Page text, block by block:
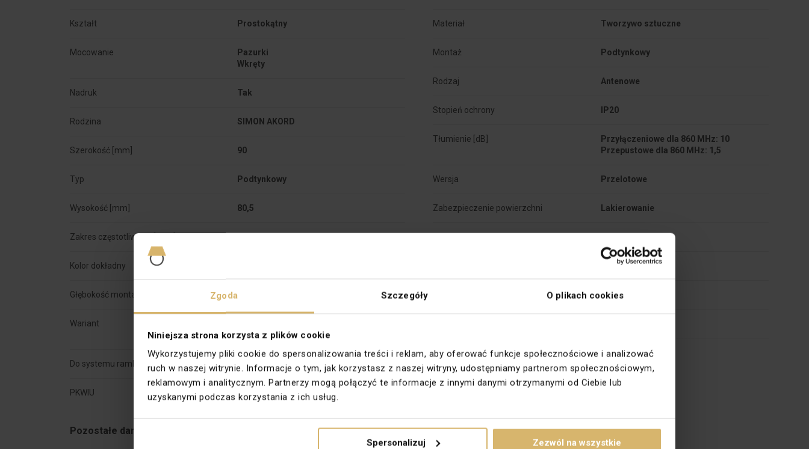
Zgoda Szczegóły O plikach cookies
Niniejsza strona korzysta z plików cookie
Wykorzystujemy pliki cookie do spersonalizowania treści i reklam, aby oferować funkcje społecznościowe i analizować
ruch w naszej witrynie. Informacje o tym, jak korzystasz z naszej witryny, udostępniamy partnerom społecznościowym,
reklamowym i analitycznym. Partnerzy mogą połączyć te informacje z innymi danymi otrzymanymi od Ciebie lub
uzyskanymi podczas korzystania z ich usług.
Spersonalizuj Zezwól na wszystkie
Kształt Prostokątny
Mocowanie
Pazurki
Nadruk Tak
Rodzina SIMON AKORD
Szerokość [mm] 90
Typ Podtynkowy
Wysokość [mm] 80,5
Zakres częstotliwości [MHz]
Kolor dokładny
Głębokość montażu [mm]
Wariant
TV
Do systemu ramkowego Nie
PKWIU 27.33.13.0
Materiał Tworzywo sztuczne
Montaż Podtynkowy
Rodzaj Antenowe
Stopień ochrony IP20
Tłumienie [dB]
Przyłączeniowe dla 860 MHz: 10
Wersja Przelotowe
Zabezpieczenie powierzchni Lakierowanie
Gwintowe
Materiał dokładny PC
Pozostałe dane techniczne